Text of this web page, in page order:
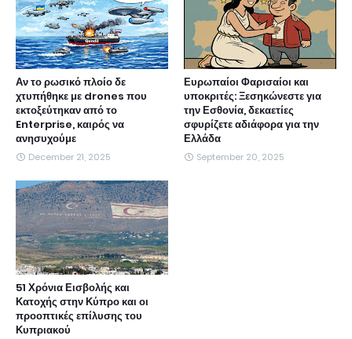
Αν το ρωσικό πλοίο δε
χτυπήθηκε με drones που
εκτοξεύτηκαν από το
Enterprise, καιρός να
ανησυχούμε
December 21, 2025
Ευρωπαίοι Φαρισαίοι και
υποκριτές: Ξεσηκώνεστε για
την Εσθονία, δεκαετίες
σφυρίζετε αδιάφορα για την
Ελλάδα
September 20, 2025
51 Χρόνια Εισβολής και
Κατοχής στην Κύπρο και οι
προοπτικές επίλυσης του
Κυπριακού